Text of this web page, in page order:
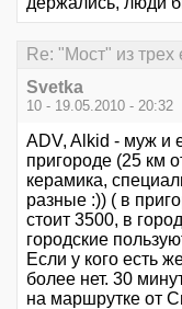
Re: "Мост" из
Svetka
10 - 19.05.2010 - 20:32
ADV, Alkid - муж и
пригороде (25 км
керамика,
разные :)) ( в
стоит 3500, в
городские
Если у кого есть
более нет. 30
на маршрутке от